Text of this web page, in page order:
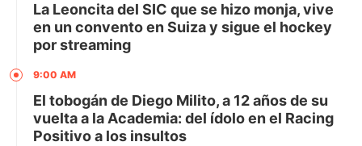
La Leoncita del SIC que se hizo monja, vive
en un convento en Suiza y sigue el hockey
por streaming
9:00 AM
El tobogán de Diego Milito, a 12 años de su
vuelta a la Academia: del ídolo en el Racing
Positivo a los insultos